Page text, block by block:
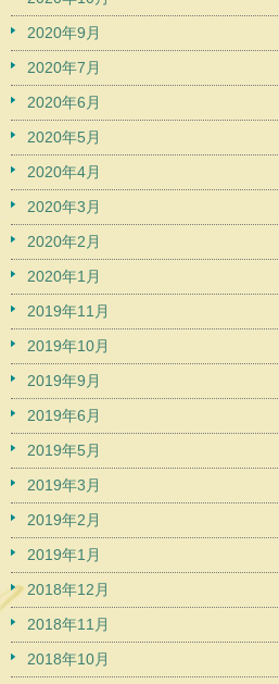
2020年9月
2020年7月
2020年6月
2020年5月
2020年4月
2020年3月
2020年2月
2020年1月
2019年11月
2019年10月
2019年9月
2019年6月
2019年5月
2019年3月
2019年2月
2019年1月
2018年12月
2018年11月
2018年10月